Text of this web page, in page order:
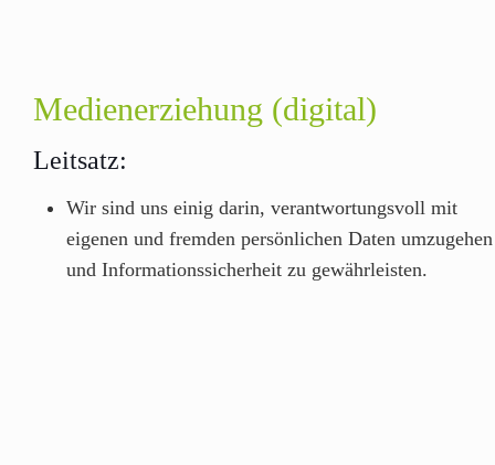
Medienerziehung (digital)
Leitsatz:
Wir sind uns einig darin, verantwortungsvoll mit
eigenen und fremden persönlichen Daten umzugehen
und Informationssicherheit zu gewährleisten.